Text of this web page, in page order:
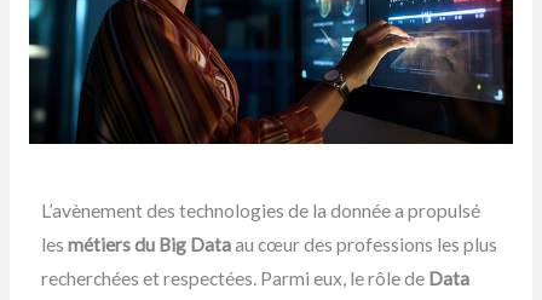
L’avènement des technologies de la donnée a propulsé
les métiers du Big Dataau cœur des professions les plus
recherchées et respectées. Parmi eux, le rôle de Data